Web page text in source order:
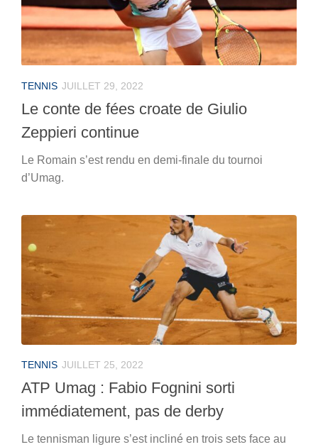
TENNIS JUILLET 29, 2022
Le conte de fées croate de Giulio
Zeppieri continue
Le Romain s’est rendu en demi-finale du tournoi
d’Umag.
TENNIS JUILLET 25, 2022
ATP Umag : Fabio Fognini sorti
immédiatement, pas de derby
Le tennisman ligure s’est incliné en trois sets face au